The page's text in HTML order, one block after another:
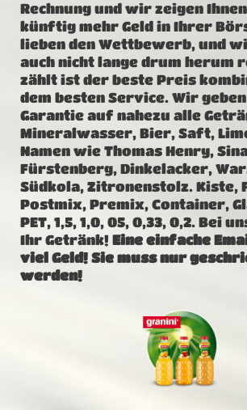
Rechnung und wir zeigen
künftig mehr Geld in Ihrer
lieben den Wettbewerb, und
auch nicht lange drum herum
zählt ist der beste Preis
dem besten Service. Wir
Garantie auf nahezu alle
Mineralwasser, Bier, Saft,
Namen wie Thomas Henry,
Fürstenberg, Dinkelacker,
Südkola, Zitronenstolz. Kiste,
Postmix, Premix, Container,
PET, 1,5, 1,0, 05, 0,33, 0,2. Bei
Ihr Getränk! Eine einfache
viel Geld! Sie muss nur
werden!